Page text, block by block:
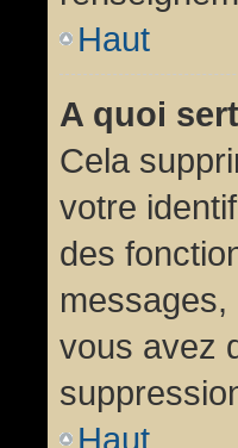
Haut
A quoi
Cela
votre
des
messages,
vous avez
Haut